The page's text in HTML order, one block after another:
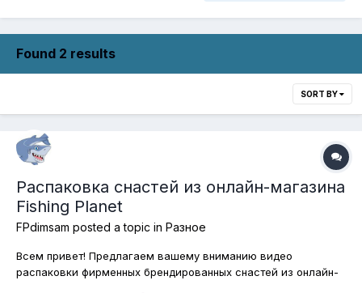
Found 2 results
SORT BY
Распаковка снастей из онлайн-магазина
Fishing Planet
FPdimsam posted a topic in Разное
Всем привет! Предлагаем вашему вниманию видео
распаковки фирменных брендированных снастей из онлайн-